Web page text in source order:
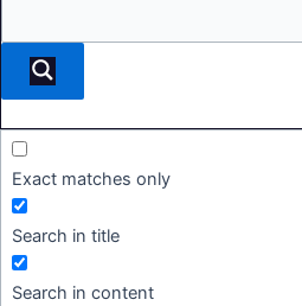
Exact matches only
Search in title
Search in content